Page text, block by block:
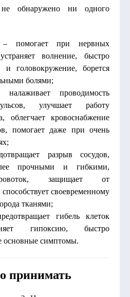
обнаружено ни одного
помогает при нервных
волнение, быстро
и головокружение, борется
болями;
проводимость
улучшает работу
облегчает кровоснабжение
помогает даже при очень
разрыв сосудов,
прочными и гибкими,
защищает от
своевременному
тканями;
гибель клеток
гипоксию, быстро
основные симптомы.
принимать